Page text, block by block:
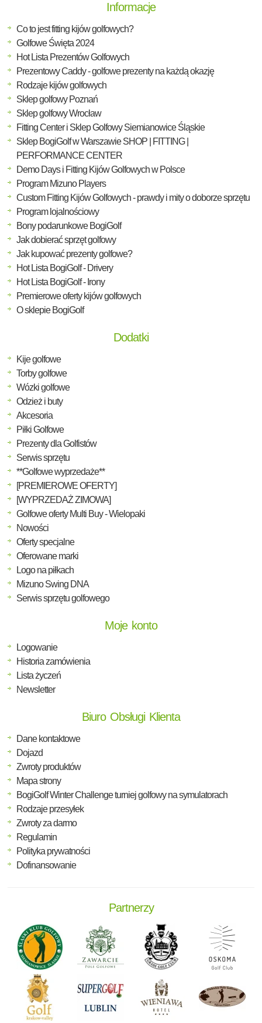
Informacje
Co to jest fitting kijów golfowych?
Golfowe Święta 2024
Hot Lista Prezentów Golfowych
Prezentowy Caddy - golfowe prezenty na każdą okazję
Rodzaje kijów golfowych
Sklep golfowy Poznań
Sklep golfowy Wrocław
Fitting Center i Sklep Golfowy Siemianowice Śląskie
Sklep BogiGolf w Warszawie SHOP | FITTING |
PERFORMANCE CENTER
Demo Days i Fitting Kijów Golfowych w Polsce
Program Mizuno Players
Custom Fitting Kijów Golfowych - prawdy i mity o doborze sprzętu
Program lojalnościowy
Bony podarunkowe BogiGolf
Jak dobierać sprzęt golfowy
Jak kupować prezenty golfowe?
Hot Lista BogiGolf - Drivery
Hot Lista BogiGolf - Irony
Premierowe oferty kijów golfowych
O sklepie BogiGolf
Dodatki
Kije golfowe
Torby golfowe
Wózki golfowe
Odzież i buty
Akcesoria
Piłki Golfowe
Prezenty dla Golfistów
Serwis sprzętu
**Golfowe wyprzedaże**
[PREMIEROWE OFERTY]
[WYPRZEDAŻ ZIMOWA]
Golfowe oferty Multi Buy - Wielopaki
Nowości
Oferty specjalne
Oferowane marki
Logo na piłkach
Mizuno Swing DNA
Serwis sprzętu golfowego
Moje konto
Logowanie
Historia zamówienia
Lista życzeń
Newsletter
Biuro Obsługi Klienta
Dane kontaktowe
Dojazd
Zwroty produktów
Mapa strony
BogiGolf Winter Challenge turniej golfowy na symulatorach
Rodzaje przesyłek
Zwroty za darmo
Regulamin
Polityka prywatności
Dofinansowanie
Partnerzy